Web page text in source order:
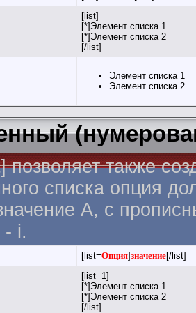
[list]
[*]Элемент списка 1
[*]Элемент списка 2
[/list]
Элемент списка 1
Элемент списка 2
позволяет также
списка опция
A, с
- i.
[list=Опция]значение[/list]
[list=1]
[*]Элемент списка 1
[*]Элемент списка 2
[/list]